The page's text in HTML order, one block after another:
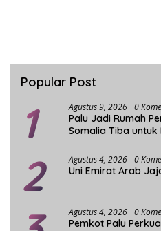
Popular Post
1 Agustus 9, 2026 0
Palu Jadi Rumah
Somalia Tiba untuk
2 Agustus 4, 2026 0
Uni Emirat Arab
Agustus 4, 2026 0
Pemkot Palu